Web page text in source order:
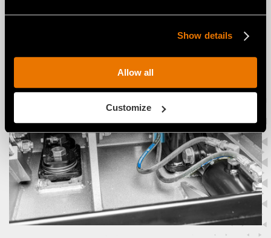
Show details
Allow all
Customize